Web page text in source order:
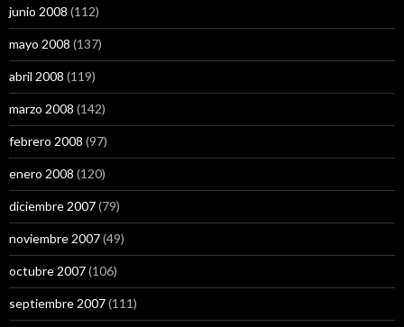
junio 2008 (112)
mayo 2008 (137)
abril 2008 (119)
marzo 2008 (142)
febrero 2008 (97)
enero 2008 (120)
diciembre 2007(79)
noviembre 2007(49)
octubre 2007(106)
septiembre 2007(111)